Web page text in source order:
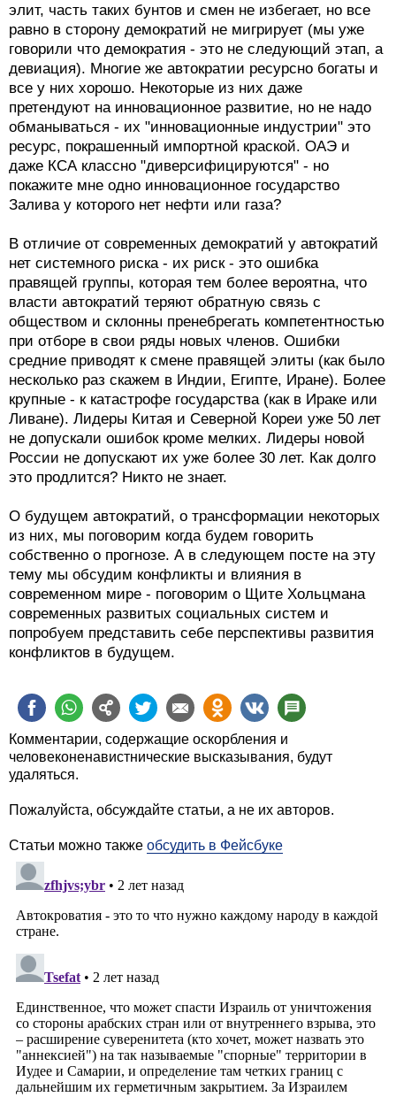
элит, часть таких бунтов и смен не избегает, но все
равно в сторону демократий не мигрирует (мы уже
говорили что демократия - это не следующий этап, а
девиация). Многие же автократии ресурсно богаты и
все у них хорошо. Некоторые из них даже
претендуют на инновационное развитие, но не надо
обманываться - их "инновационные индустрии" это
ресурс, покрашенный импортной краской. ОАЭ и
даже КСА классно "диверсифицируются" - но
покажите мне одно инновационное государство
Залива у которого нет нефти или газа?
В отличие от современных демократий у автократий
нет системного риска - их риск - это ошибка
правящей группы, которая тем более вероятна, что
власти автократий теряют обратную связь с
обществом и склонны пренебрегать компетентностью
при отборе в свои ряды новых членов. Ошибки
средние приводят к смене правящей элиты (как было
несколько раз скажем в Индии, Египте, Иране). Более
крупные - к катастрофе государства (как в Ираке или
Ливане). Лидеры Китая и Северной Кореи уже 50 лет
не допускали ошибок кроме мелких. Лидеры новой
России не допускают их уже более 30 лет. Как долго
это продлится? Никто не знает.
О будущем автократий, о трансформации некоторых
из них, мы поговорим когда будем говорить
собственно о прогнозе. А в следующем посте на эту
тему мы обсудим конфликты и влияния в
современном мире - поговорим о Щите Хольцмана
современных развитых социальных систем и
попробуем представить себе перспективы развития
конфликтов в будущем.
Комментарии, содержащие оскорбления и
человеконенавистнические высказывания, будут
удаляться.
Пожалуйста, обсуждайте статьи, а не их авторов.
Статьи можно также обсудить в Фейсбуке